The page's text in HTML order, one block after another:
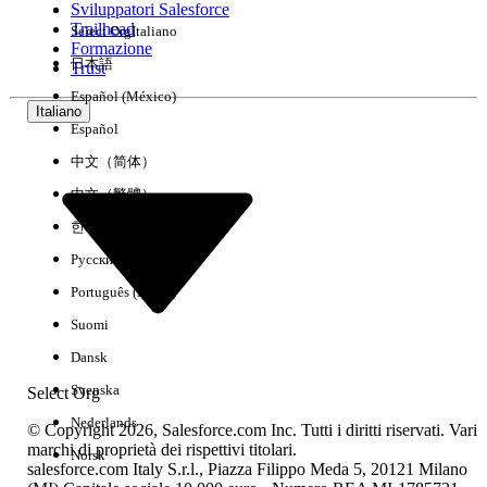
Esperienza
Nessun risultato
Sviluppatori Salesforce
Trailhead
Formazione
Trust
Italiano
Select Org
Select OrgItaliano
日本語
Español (México)
Español
中文（简体）
中文（繁體）
한국어
Русский
Português (Brasil)
Suomi
Dansk
Svenska
Nederlands
Norsk
© Copyright 2026, Salesforce.com Inc. Tutti i diritti riservati. Vari
marchi di proprietà dei rispettivi titolari.
salesforce.com Italy S.r.l., Piazza Filippo Meda 5, 20121 Milano